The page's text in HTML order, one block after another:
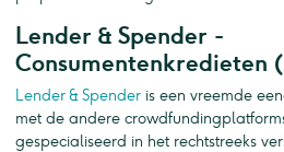
Lender & Spender -
Consumentenkredieten
Lender & Spender is een vreemde
met de andere
gespecialiseerd in het rechtstreeks